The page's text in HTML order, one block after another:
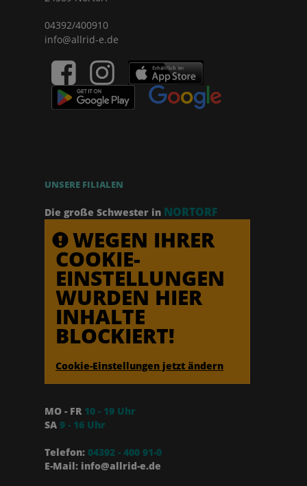
04392/400910
info@allrid-e.de
UNSERE FILIALEN
Die große Schwester in NORTORF
WEGEN IHRER
COOKIE-
EINSTELLUNGEN
WURDEN HIER
INHALTE
BLOCKIERT!
Cookie-Einstellungen jetzt ändern
MO - FR 10 - 19 Uhr
SA 9 - 16 Uhr
Telefon: 04392 - 400 91-0
E-Mail: info@allrid-e.de